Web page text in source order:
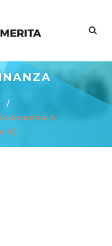
/
E
6)